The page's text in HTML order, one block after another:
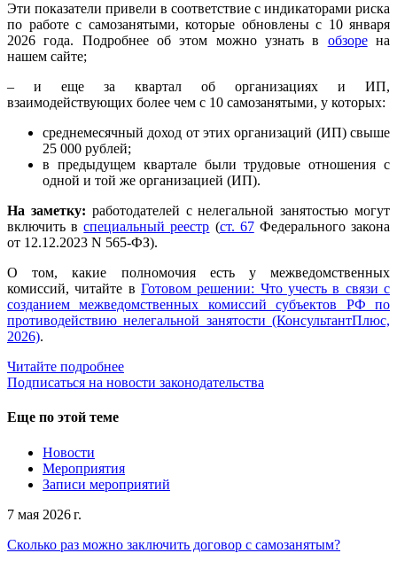
Эти показатели привели в соответствие с индикаторами риска
по работе с самозанятыми, которые обновлены с 10 января
2026 года. Подробнее об этом можно узнать в обзорена
нашем сайте;
– и еще за квартал об организациях и ИП,
взаимодействующих более чем с 10 самозанятыми, у которых:
среднемесячный доход от этих организаций (ИП) свыше
25 000 рублей;
в предыдущем квартале были трудовые отношения с
одной и той же организацией (ИП).
На заметку: работодателей с нелегальной занятостью могут
включить вспециальный реестр (ст. 67Федерального закона
от 12.12.2023 N 565-ФЗ).
О том, какие полномочия есть у межведомственных
комиссий, читайте в Готовом решении: Что учесть в связи с
созданием межведомственных комиссий субъектов РФ по
противодействию нелегальной занятости (КонсультантПлюс,
2026).
Читайте подробнее
Подписаться на новости законодательства
Еще по этой теме
Новости
Мероприятия
Записи мероприятий
7 мая 2026 г.
Сколько раз можно заключить договор с самозанятым?